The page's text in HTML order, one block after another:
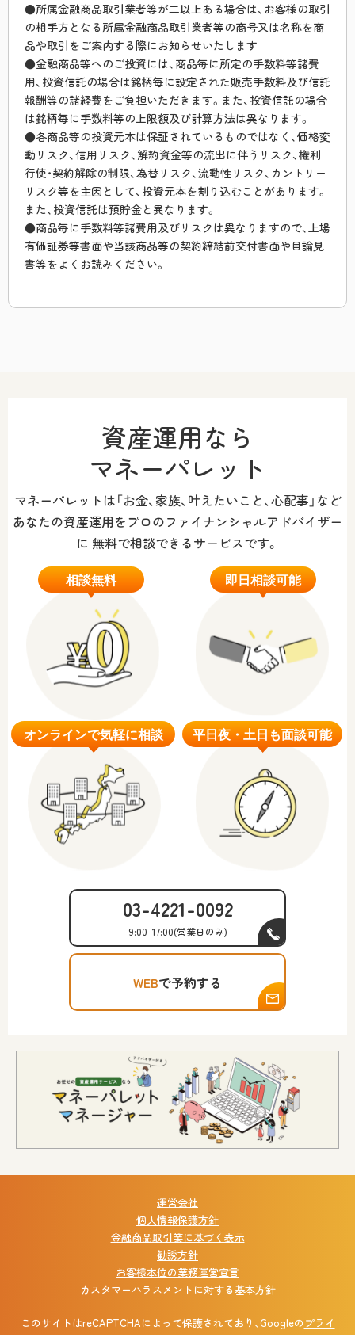
●所属金融商品取引業者等が二以上ある場合は、お客様の取引
の相手方となる所属金融商品取引業者等の商号又は名称を商
品や取引をご案内する際にお知らせいたします
●金融商品等へのご投資には、商品毎に所定の手数料等諸費
用、投資信託の場合は銘柄毎に設定された販売手数料及び信託
報酬等の諸経費をご負担いただきます。また、投資信託の場合
は銘柄毎に手数料等の上限額及び計算方法は異なります。
●各商品等の投資元本は保証されているものではなく、価格変
動リスク、信用リスク、解約資金等の流出に伴うリスク、権利
行使・契約解除の制限、為替リスク、流動性リスク、カントリー
リスク等を主因として、投資元本を割り込むことがあります。
また、投資信託は預貯金と異なります。
●商品毎に手数料等諸費用及びリスクは異なりますので、上場
有価証券等書面や当該商品等の契約締結前交付書面や目論見
書等をよくお読みください。
資産運用なら
マネーパレット
マネーパレットは「お金、家族、叶えたいこと、心配事」など
あなたの資産運用をプロのファイナンシャルアドバイザー
に 無料で相談できるサービスです。
03-4221-0092
9:00-17:00(営業日のみ)
WEBで予約する
運営会社
個人情報保護方針
金融商品取引業に基づく表示
勧誘方針
お客様本位の業務運営宣言
カスタマーハラスメントに対する基本方針
このサイトはreCAPTCHAによって保護されており、Googleのプライ